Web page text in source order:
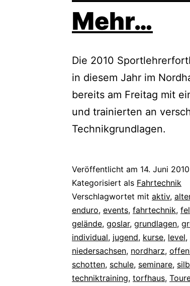
Mehr…
Die 2010
in diesem Jahr im
bereits am Freitag mit
und trainierten an
Technikgrundlagen.
Veröffentlicht am 14. Juni 2010
Kategorisiert als Fahrtechnik
Verschlagwortet mit aktiv,
enduro, events, fahrtechnik,
gelände, goslar, grundlagen,
individual, jugend, kurse, level,
niedersachsen, nordharz,
schotten, schule, seminare,
techniktraining, torfhaus,